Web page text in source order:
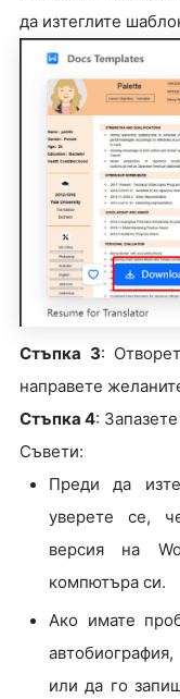
да изтеглите
Стъпка 3:
направете
Стъпка 4:
Съвети:
Преди да
уверете се,
версия на
компютъра си.
Ако имате
или да го